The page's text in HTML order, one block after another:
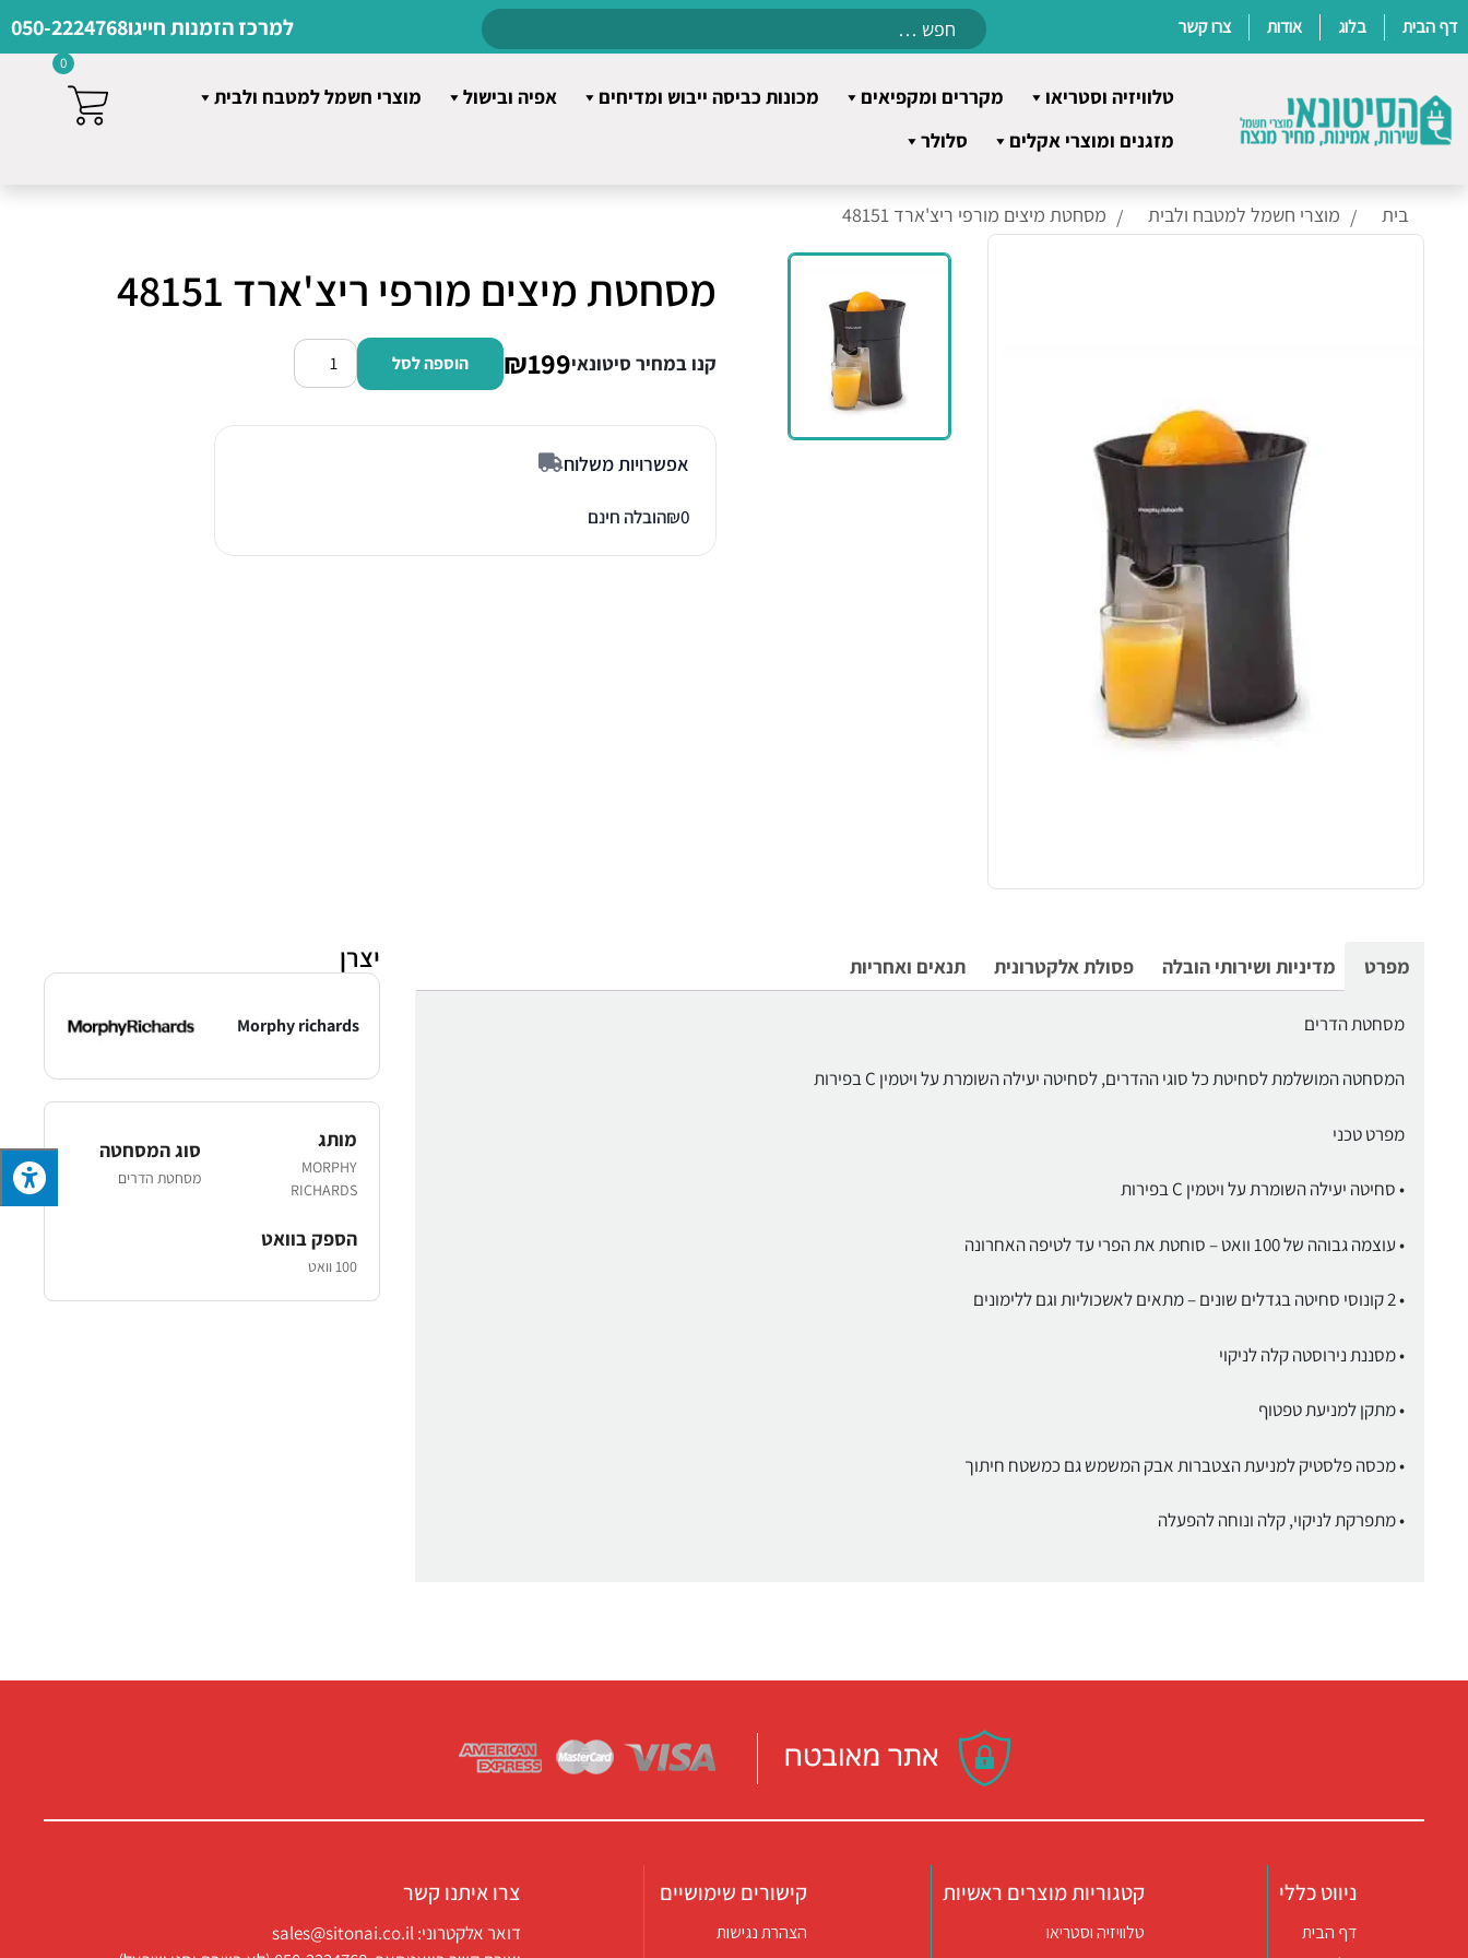
Skip
דף הבית בלוג אודות צרו קשר
Search
למרכז הזמנות חייגו050-2224768
טלוויזיה וסטריאו מקררים ומקפיאים מכונות כביסה ייבוש ומדיחים אפיה ובישול
מוצרי חשמל למטבח ולבית
מזגנים ומוצרי אקלים
סלולר
בית מוצרי חשמל למטבח ולבית מסחטת מיצים מורפי ריצ'ארד 48151
מסחטת מיצים מורפי ריצ'ארד 48151
קנו במחיר סיטונאי₪199 הוספה לסל
כמות
48151
אפשרויות משלוח
₪0 הובלה חינם
מפרט מדיניות ושירותי הובלה פסולת אלקטרונית תנאים ואחריות
מסחטת הדרים
המסחטה המושלמת לסחיטת כל סוגי ההדרים, לסחיטה יעילה השומרת על ויטמין C בפירות
מפרט טכני
• סחיטה יעילה השומרת על ויטמין C בפירות
• עוצמה גבוהה של 100 וואט – סוחטת את הפרי עד לטיפה האחרונה
• 2 קונוסי סחיטה בגדלים שונים – מתאים לאשכוליות וגם ללימונים
• מסננת נירוסטה קלה לניקוי
• מתקן למניעת טפטוף
• מכסה פלסטיק למניעת הצטברות אבק המשמש גם כמשטח חיתוך
• מתפרקת לניקוי, קלה ונוחה להפעלה
יצרן
Morphy richards
מותג
MORPHY
RICHARDS
סוג המסחטה
מסחטת הדרים
הספק בוואט
100 וואט
ניווט כללי
דף הבית
קטגוריות מוצרים ראשיות
טלוויזיה וסטריאו
קישורים שימושיים
הצהרת נגישות
צרו איתנו קשר
דואר אלקטרוני: sales@sitonai.co.il
0